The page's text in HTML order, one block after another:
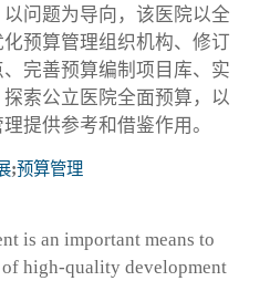
问题为导向，该医院以全
预算管理组织机构、修订
完善预算编制项目库、实
索公立医院全面预算，以
提供参考和借鉴作用。
;预算管理
is an important means to
high-quality development